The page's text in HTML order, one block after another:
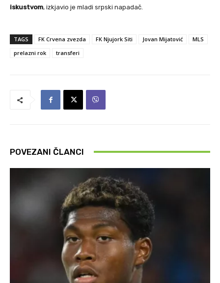
iskustvom, izkjavio je mladi srpski napadač.
TAGS FK Crvena zvezda FK Njujork Siti Jovan Mijatović
MLS
prelazni rok
transferi
POVEZANI ČLANCI